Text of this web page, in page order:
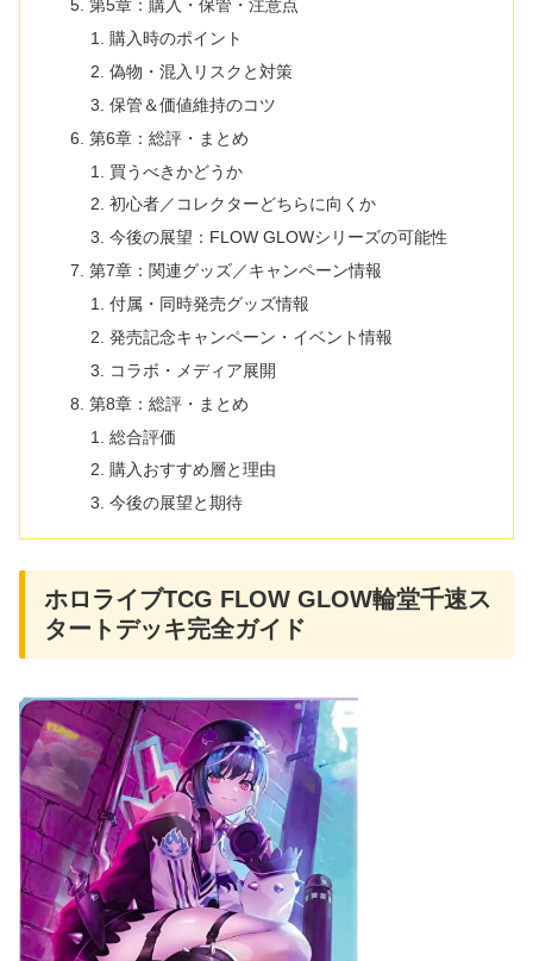
第5章：購入・保管・注意点
購入時のポイント
偽物・混入リスクと対策
保管＆価値維持のコツ
第6章：総評・まとめ
買うべきかどうか
初心者／コレクターどちらに向くか
今後の展望：FLOW GLOWシリーズの可能性
第7章：関連グッズ／キャンペーン情報
付属・同時発売グッズ情報
発売記念キャンペーン・イベント情報
コラボ・メディア展開
第8章：総評・まとめ
総合評価
購入おすすめ層と理由
今後の展望と期待
ホロライブTCG FLOW GLOW輪堂千速ス
タートデッキ完全ガイド